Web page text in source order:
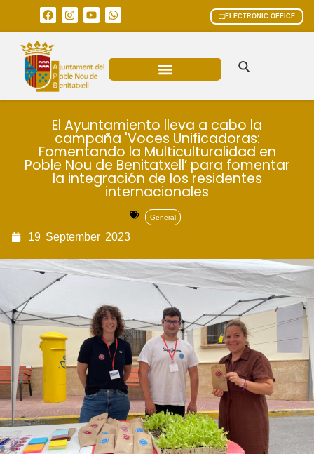
ELECTRONIC OFFICE
El Ayuntamiento lleva a cabo la
campaña 'Voces Unificadoras:
Fomentando la Multiculturalidad en
Poble Nou de Benitatxell’ para fomentar
la integración de los residentes
internacionales
General
19 September 2023